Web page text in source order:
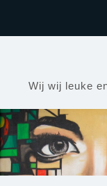
Wij wij leuke